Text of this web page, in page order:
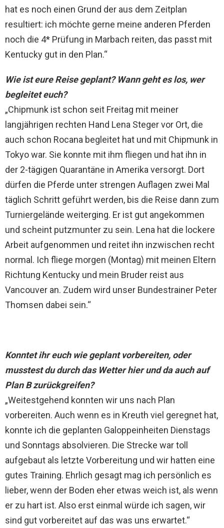
hat es noch einen Grund der aus dem Zeitplan
resultiert: ich möchte gerne meine anderen Pferden
noch die 4* Prüfung in Marbach reiten, das passt mit
Kentucky gut in den Plan.“
Wie ist eure Reise geplant? Wann geht es los, wer
begleitet euch?
„Chipmunk ist schon seit Freitag mit meiner
langjährigen rechten Hand Lena Steger vor Ort, die
auch schon Rocana begleitet hat und mit Chipmunk in
Tokyo war. Sie konnte mit ihm fliegen und hat ihn in
der 2-tägigen Quarantäne in Amerika versorgt. Dort
dürfen die Pferde unter strengen Auflagen zwei Mal
täglich Schritt geführt werden, bis die Reise dann zum
Turniergelände weiterging. Er ist gut angekommen
und scheint putzmunter zu sein. Lena hat die lockere
Arbeit aufgenommen und reitet ihn inzwischen recht
normal. Ich fliege morgen (Montag) mit meinen Eltern
Richtung Kentucky und mein Bruder reist aus
Vancouver an. Zudem wird unser Bundestrainer Peter
Thomsen dabei sein.“
Konntet ihr euch wie geplant vorbereiten, oder
musstest du durch das Wetter hier und da auch auf
Plan B zurückgreifen?
„Weitestgehend konnten wir uns nach Plan
vorbereiten. Auch wenn es in Kreuth viel geregnet hat,
konnte ich die geplanten Galoppeinheiten Dienstags
und Sonntags absolvieren. Die Strecke war toll
aufgebaut als letzte Vorbereitung und wir hatten eine
gutes Training. Ehrlich gesagt mag ich persönlich es
lieber, wenn der Boden eher etwas weich ist, als wenn
er zu hart ist. Also erst einmal würde ich sagen, wir
sind gut vorbereitet auf das was uns erwartet.“